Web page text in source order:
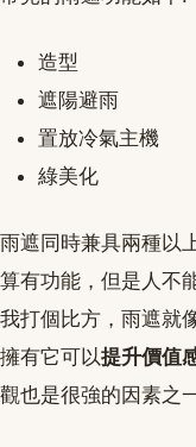
造型
遮陽避雨
置放冷氣主機
綠美化
雨遮同時兼具兩種以
算有功能，但是人不
我打個比方，雨遮就
擁有它可以提升價值
觀也是很強的因素之一